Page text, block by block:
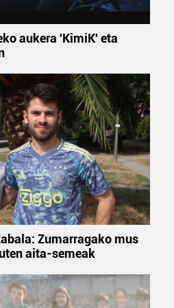
aukera 'KimiK' eta
Zumarragako mus
aita-semeak